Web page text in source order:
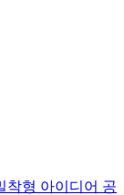
착형 아이디어 공